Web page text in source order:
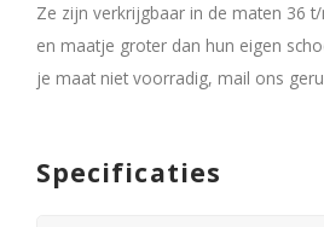
Ze zijn verkrijgbaar in de maten 36
en maatje groter dan hun eigen
je maat niet voorradig, mail ons
Specificaties